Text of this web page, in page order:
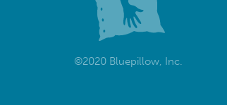
©2020 Bluepillow, Inc.